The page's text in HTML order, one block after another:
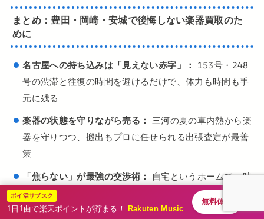
まとめ：豊田・岡崎・安城で後悔しない楽器買取のた
めに
名古屋への持ち込みは「見えない赤字」： 153号・248
号の渋滞と往復の時間を避けるだけで、体力も時間も手
元に残る
楽器の状態を守りながら売る： 三河の夏の車内熱から楽
器を守りつつ、搬出もプロに任せられる出張査定が最善
策
「焦らない」が最強の交渉術：
自宅というホームで、時
間を気にせず話せる環境が限界価格を引き出す
ポイ活サブスク
1日1曲で楽天ポイントが貯まる！ Rakuten Music
無料体験